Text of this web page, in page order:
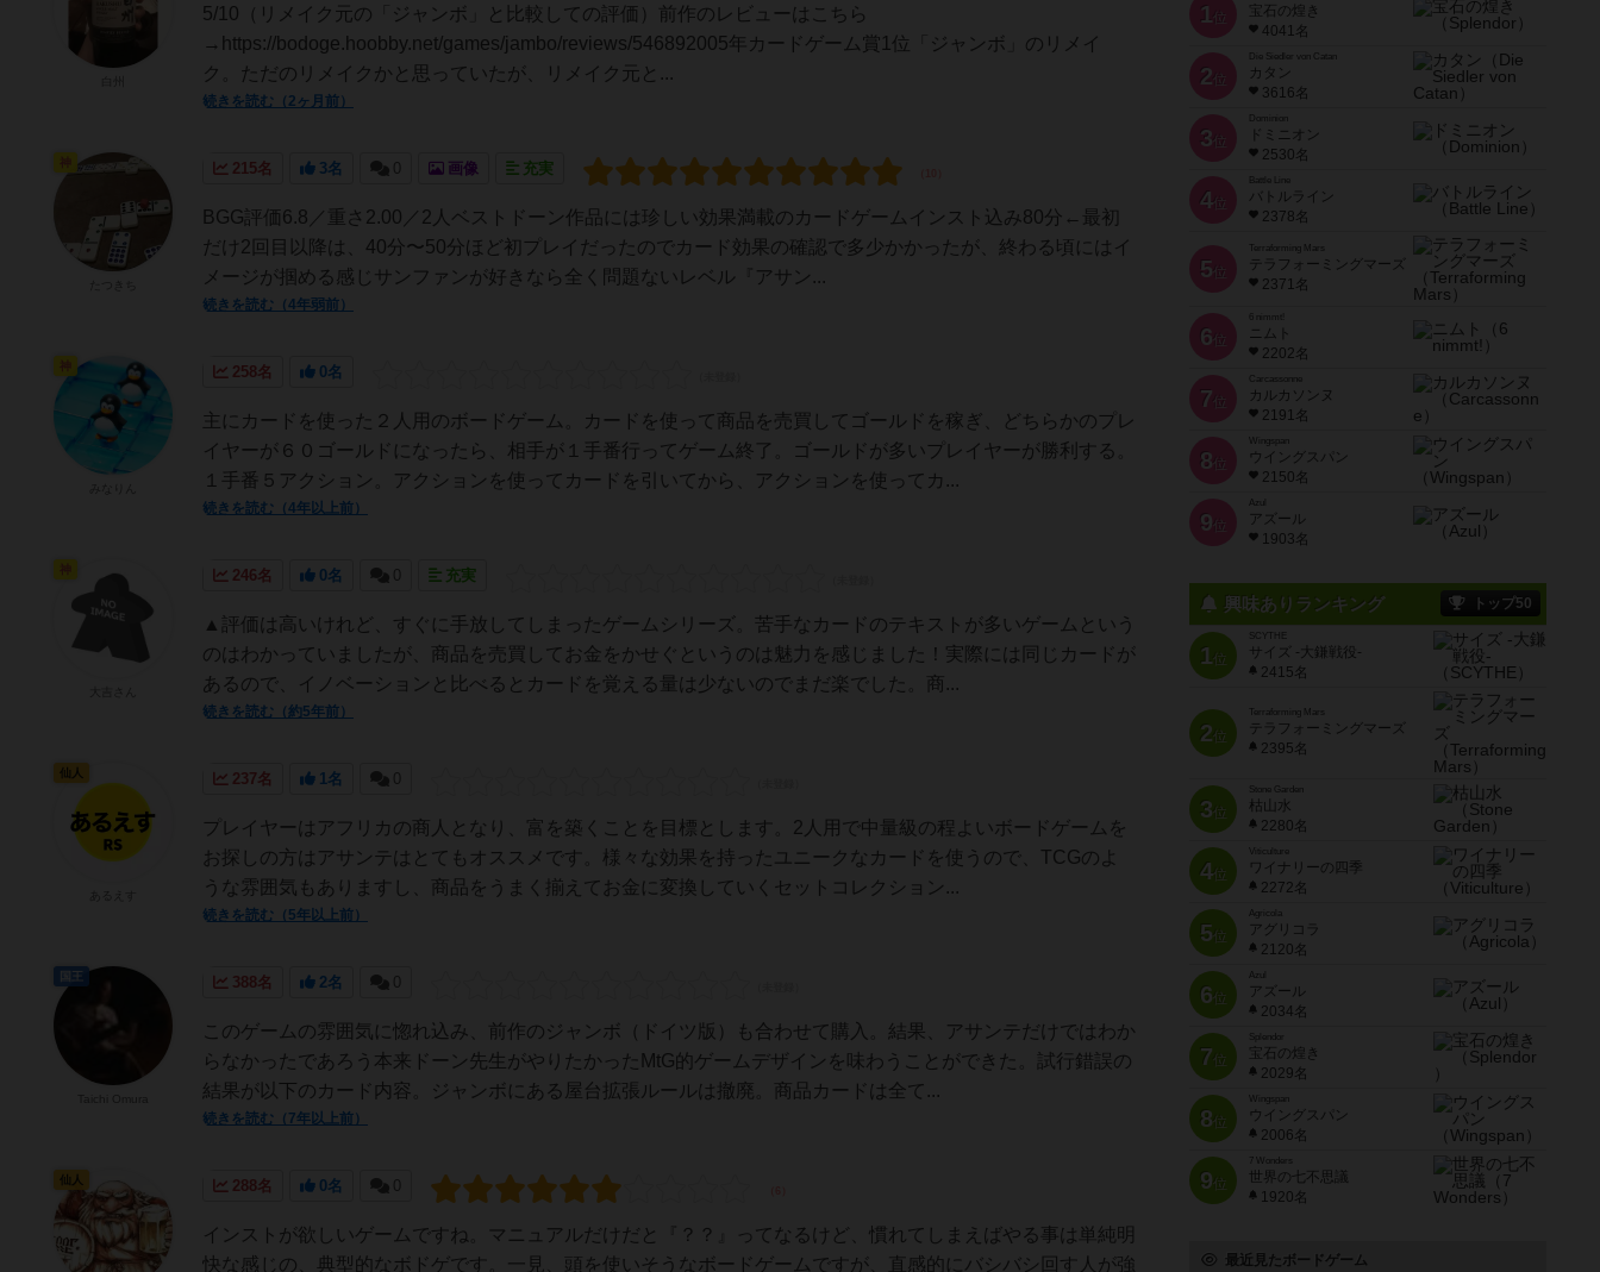
5/10（リメイク元の「ジャンボ」と比較しての評価）前作のレビューはこちら
→https://bodoge.hoobby.net/games/jambo/reviews/546892005年カードゲーム賞1位「ジャンボ」のリメイ
ク。ただのリメイクかと思っていたが、リメイク元と...
続きを読む（2ヶ月前）
215名 3名 0 画像 充実
BGG評価6.8／重さ2.00／2人ベストドーン作品には珍しい効果満載のカードゲームインスト込み80分←最初
だけ2回目以降は、40分〜50分ほど初プレイだったのでカード効果の確認で多少かかったが、終わる頃にはイ
メージが掴める感じサンファンが好きなら全く問題ないレベル『アサン...
続きを読む（4年弱前）
258名 0名
主にカードを使った２人用のボードゲーム。カードを使って商品を売買してゴールドを稼ぎ、どちらかのプレ
イヤーが６０ゴールドになったら、相手が１手番行ってゲーム終了。ゴールドが多いプレイヤーが勝利する。
１手番５アクション。アクションを使ってカードを引いてから、アクションを使ってカ...
続きを読む（4年以上前）
246名 0名 0 充実
▲評価は高いけれど、すぐに手放してしまったゲームシリーズ。苦手なカードのテキストが多いゲームという
のはわかっていましたが、商品を売買してお金をかせぐというのは魅力を感じました！実際には同じカードが
あるので、イノベーションと比べるとカードを覚える量は少ないのでまだ楽でした。商...
続きを読む（約5年前）
237名 1名 0
プレイヤーはアフリカの商人となり、富を築くことを目標とします。2人用で中量級の程よいボードゲームを
お探しの方はアサンテはとてもオススメです。様々な効果を持ったユニークなカードを使うので、TCGのよ
うな雰囲気もありますし、商品をうまく揃えてお金に変換していくセットコレクション...
続きを読む（5年以上前）
仙人
388名 2名 0
このゲームの雰囲気に惚れ込み、前作のジャンボ（ドイツ版）も合わせて購入。結果、アサンテだけではわか
らなかったであろう本来ドーン先生がやりたかったMtG的ゲームデザインを味わうことができた。試行錯誤の
結果が以下のカード内容。ジャンボにある屋台拡張ルールは撤廃。商品カードは全て...
続きを読む（7年以上前）
国王
288名 0名 0
インストが欲しいゲームですね。マニュアルだけだと『？？』ってなるけど、慣れてしまえばやる事は単純明
快な感じの、典型的なボドゲです。一見、頭を使いそうなボードゲームですが、直感的にバシバシ回す人が強
仙人
1 位
宝石の煌き
4041名
2 位
Die Siedler von Catan
カタン
3616名
3 位
ドミニオン
2530名
4位
Battle Line
バトルライン
2378名
5 位
Terraforming Mars
テラフォーミングマーズ
2371名
6 位
ニムト
2202名
7 位
Carcassonne
カルカソンヌ
2191名
8 位
Wingspan
ウイングスパン
2150名
9 位
Azul
アズール
1903名
興味ありランキング トップ50
1位
SCYTHE
サイズ -大鎌戦役-
2415名
2位
Terraforming Mars
テラフォーミングマーズ
2395名
3位
Stone Garden
枯山水
2280名
4位
Viticulture
ワイナリーの四季
2272名
5位
Agricola
アグリコラ
2120名
6位
Azul
アズール
2034名
7位
宝石の煌き
2029名
8位
Wingspan
ウイングスパン
2006名
9位
7 Wonders
世界の七不思議
1920名
最近見たボードゲーム